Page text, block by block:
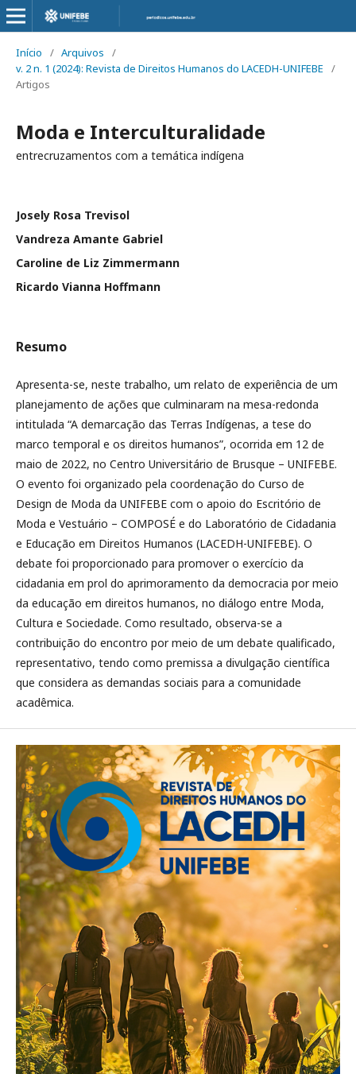
Início / Arquivos
/
v. 2 n. 1 (2024): Revista de Direitos Humanos do LACEDH-UNIFEBE
/
Artigos
Moda e Interculturalidade
entrecruzamentos com a temática indígena
Josely Rosa Trevisol
Vandreza Amante Gabriel
Caroline de Liz Zimmermann
Ricardo Vianna Hoffmann
Resumo
Apresenta-se, neste trabalho, um relato de experiência de um
planejamento de ações que culminaram na mesa-redonda
intitulada “A demarcação das Terras Indígenas, a tese do
marco temporal e os direitos humanos”, ocorrida em 12 de
maio de 2022, no Centro Universitário de Brusque – UNIFEBE.
O evento foi organizado pela coordenação do Curso de
Design de Moda da UNIFEBE com o apoio do Escritório de
Moda e Vestuário – COMPOSÉ e do Laboratório de Cidadania
e Educação em Direitos Humanos (LACEDH-UNIFEBE). O
debate foi proporcionado para promover o exercício da
cidadania em prol do aprimoramento da democracia por meio
da educação em direitos humanos, no diálogo entre Moda,
Cultura e Sociedade. Como resultado, observa-se a
contribuição do encontro por meio de um debate qualificado,
representativo, tendo como premissa a divulgação científica
que considera as demandas sociais para a comunidade
acadêmica.